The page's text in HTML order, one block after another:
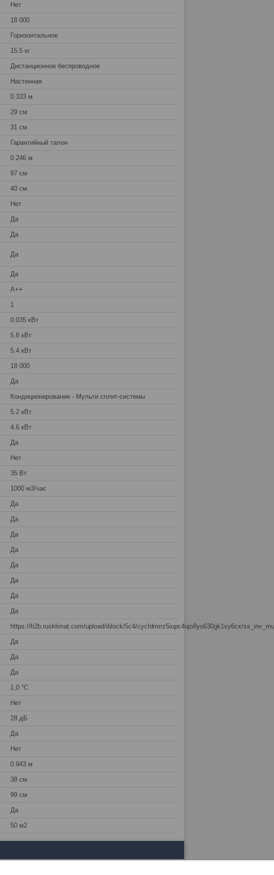
Нет
18 000
Горизонтальное
15.5 кг
Дистанционное беспроводное
Настенная
0.333 м
29 см
31 см
Гарантийный талон
0.246 м
97 см
40 см
Нет
Да
Да
Да
Да
A++
1
0.035 кВт
5.8 кВт
5.4 кВт
18 000
Да
Кондиционирование - Мульти сплит-системы
5.2 кВт
4.6 кВт
Да
Нет
35 Вт
1000 м3/час
Да
Да
Да
Да
Да
Да
Да
Да
https://b2b.rusklimat.com/upload/iblock/5c4/cycfdmrrz5iupc4ujo8yo630gk1vy6cx/
Да
Да
Да
1,0 °С
Нет
28 дБ
Да
Нет
0.943 м
38 см
99 см
Да
50 м2